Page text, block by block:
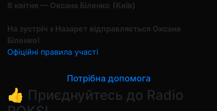
6 квітня — Оксана Біленко (Київ)
На зустріч з Назарет відправляється Оксана
Біленко!
Офіційні правила участі
Потрібна допомога
👍 Приєднуйтесь до Radio